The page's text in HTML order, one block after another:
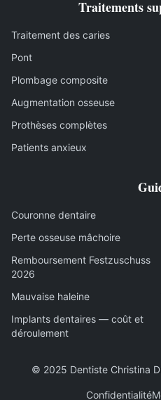
Traitements
Traitement des caries
Pont
Plombage composite
Augmentation osseuse
Prothèses complètes
Patients anxieux
Couronne dentaire
Perte osseuse mâchoire
Remboursement Festzuschuss
2026
Mauvaise haleine
Implants dentaires — coût et
déroulement
© 2025 Dentiste Christina
Confidentialité